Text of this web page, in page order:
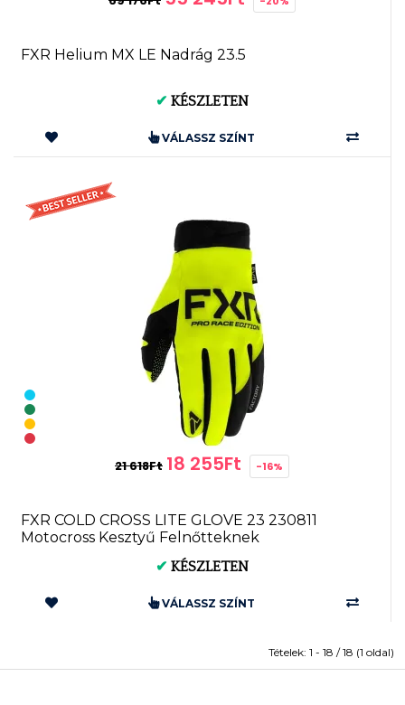
FXR Helium MX LE Nadrág 23.5
✔ KÉSZLETEN
VÁLASSZ SZÍNT
21 618Ft 18 255Ft -16%
FXR COLD CROSS LITE GLOVE 23 230811
Motocross Kesztyű Felnőtteknek
✔ KÉSZLETEN
VÁLASSZ SZÍNT
Tételek: 1 - 18 / 18 (1 oldal)